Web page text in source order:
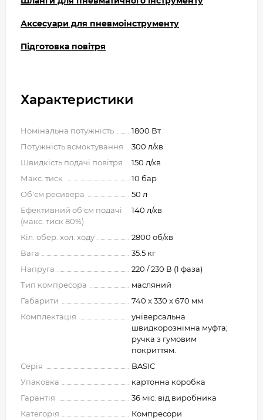
Аксесуари для пневмоінструменту
Підготовка повітря
Характеристики
Номінальна потужність
1800 Вт
Потужність всмоктування
300 л/хв
Швидкість подачі повітря
150 л/хв
Макс. тиск
10 бар
Об'єм ресивера
50 л
Ефективний об'єм подачі
(макс. тиск 80%)
140 л/хв
Кіл. обер. хол. ходу
2800 об/хв
Вага
35.5 кг
Напруга
220 / 230 В (1 фаза)
Тип компресора
масляний
Габарити
740 x 330 x 670 мм
Комплектація
універсальна
швидкорознімна муфта;
ручка з гумовим
покриттям.
Серія
BASIC
Упаковка
картонна коробка
Гарантія
36 міс. від виробника
Категорія
Компресори